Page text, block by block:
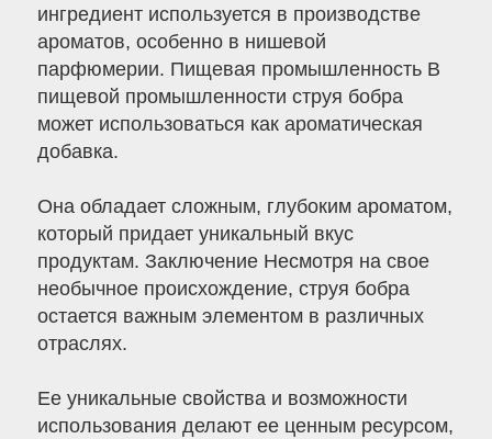
ингредиент используется в производстве
ароматов, особенно в нишевой
парфюмерии. Пищевая промышленность В
пищевой промышленности струя бобра
может использоваться как ароматическая
добавка.
Она обладает сложным, глубоким ароматом,
который придает уникальный вкус
продуктам. Заключение Несмотря на свое
необычное происхождение, струя бобра
остается важным элементом в различных
отраслях.
Ее уникальные свойства и возможности
использования делают ее ценным ресурсом,